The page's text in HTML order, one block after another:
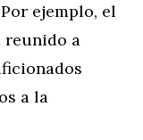
ejemplo, el
reunido a
a la